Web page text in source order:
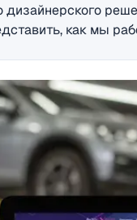
дизайнерского
как мы